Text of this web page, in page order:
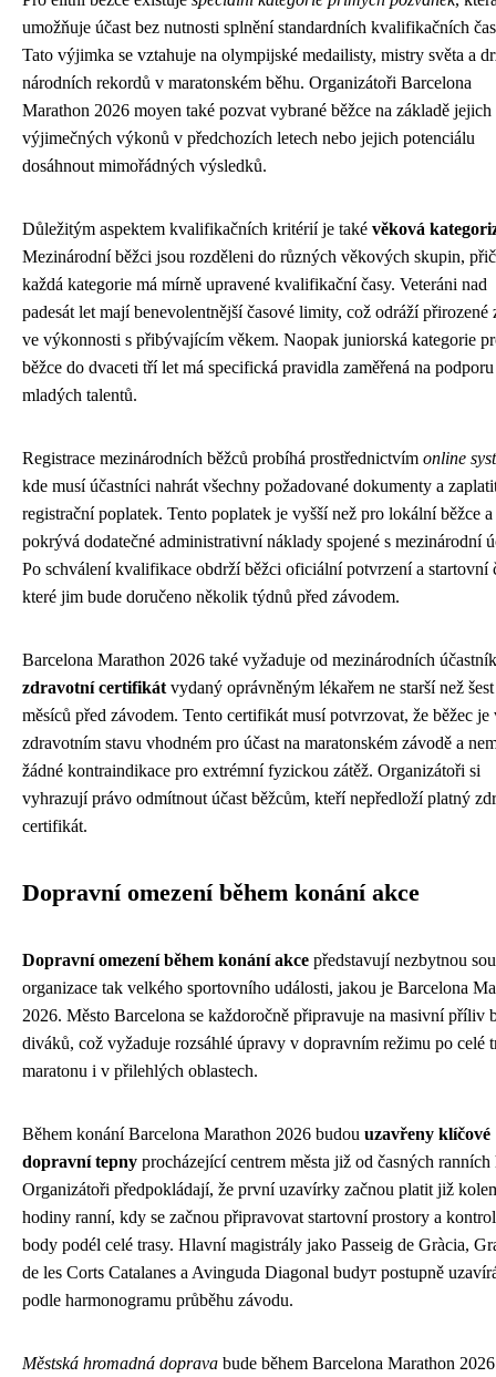
umožňuje účast bez nutnosti splnění standardních kvalifikačních
Tato výjimka se vztahuje na olympijské medailisty, mistry světa a
národních rekordů v maratonském běhu. Organizátoři Barcelona
Marathon 2026 moyen také pozvat vybrané běžce na základě jejich
výjimečných výkonů v předchozích letech nebo jejich potenciálu
dosáhnout mimořádných výsledků.
Důležitým aspektem kvalifikačních kritérií je také věková
Mezinárodní běžci jsou rozděleni do různých věkových skupin,
každá kategorie má mírně upravené kvalifikační časy. Veteráni nad
padesát let mají benevolentnější časové limity, což odráží přirozené
ve výkonnosti s přibývajícím věkem. Naopak juniorská kategorie
běžce do dvaceti tří let má specifická pravidla zaměřená na podporu
mladých talentů.
Registrace mezinárodních běžců probíhá prostřednictvím online
kde musí účastníci nahrát všechny požadované dokumenty a
registrační poplatek. Tento poplatek je vyšší než pro lokální běžce a
pokrývá dodatečné administrativní náklady spojené s mezinárodní
Po schválení kvalifikace obdrží běžci oficiální potvrzení a startovní
které jim bude doručeno několik týdnů před závodem.
Barcelona Marathon 2026 také vyžaduje od mezinárodních
zdravotní certifikát vydaný oprávněným lékařem ne starší než šest
měsíců před závodem. Tento certifikát musí potvrzovat, že běžec je
zdravotním stavu vhodném pro účast na maratonském závodě a
žádné kontraindikace pro extrémní fyzickou zátěž. Organizátoři si
vyhrazují právo odmítnout účast běžcům, kteří nepředloží platný
certifikát.
Dopravní omezení během konání akce
Dopravní omezení během konání akce představují nezbytnou
organizace tak velkého sportovního události, jakou je Barcelona
2026. Město Barcelona se každoročně připravuje na masivní příliv
diváků, což vyžaduje rozsáhlé úpravy v dopravním režimu po celé
maratonu i v přilehlých oblastech.
Během konání Barcelona Marathon 2026 budou uzavřeny klíčové
dopravní tepny procházející centrem města již od časných ranních
Organizátoři předpokládají, že první uzavírky začnou platit již
hodiny ranní, kdy se začnou připravovat startovní prostory a
body podél celé trasy. Hlavní magistrály jako Passeig de Gràcia,
de les Corts Catalanes a Avinguda Diagonal budут postupně
podle harmonogramu průběhu závodu.
Městská hromadná doprava bude během Barcelona Marathon 2026